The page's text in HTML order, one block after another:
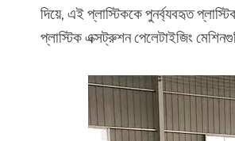
দিয়ে, এই প্লাস্টিককে পুনর্ব্যবহৃত
প্লাস্টিক এক্সট্রুশন পেলেটাইজিং